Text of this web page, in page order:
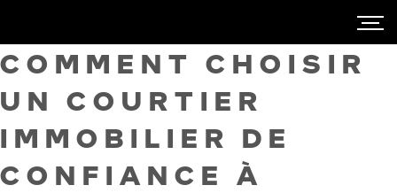
COMMENT CHOISIR
UN COURTIER
IMMOBILIER DE
CONFIANCE À